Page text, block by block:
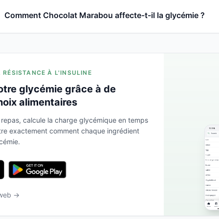
Comment Chocolat Marabou affecte-t-il la glycémie ?
RÉSISTANCE À L'INSULINE
glycémie grâce à de
alimentaires
calcule la charge glycémique en temps
exactement comment chaque ingrédient
→